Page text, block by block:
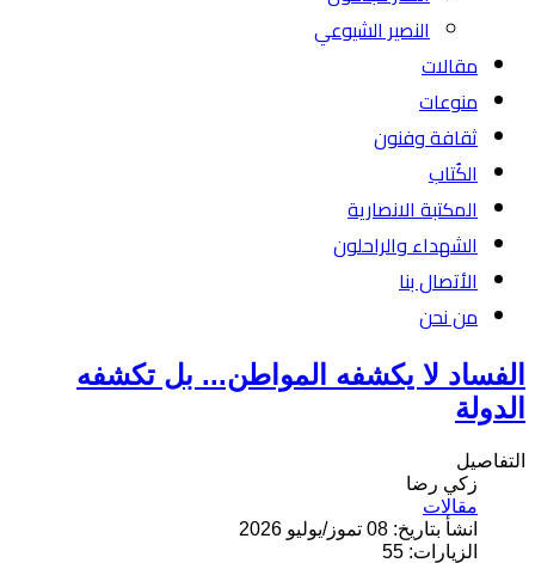
النصیر الشیوعي
مقالات
منوعات
ثقافة وفنون
الكُتاب
المكتبة الانصارية
الشهداء والراحلون
الأتصال بنا
من نحن
الفساد لا يكشفه المواطن... بل تكشفه
الدولة
التفاصيل
زكي رضا
مقالات
انشأ بتاريخ: 08 تموز/يوليو 2026
الزيارات: 55